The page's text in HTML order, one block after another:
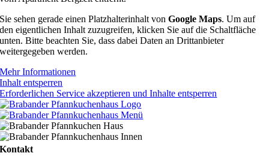
Sie sehen gerade einen Platzhalterinhalt vonGoogle Maps. Um auf
den eigentlichen Inhalt zuzugreifen, klicken Sie auf die Schaltfläche
unten. Bitte beachten Sie, dass dabei Daten an Drittanbieter
weitergegeben werden.
Mehr Informationen
Inhalt entsperren
Erforderlichen Service akzeptieren und Inhalte entsperren
Kontakt